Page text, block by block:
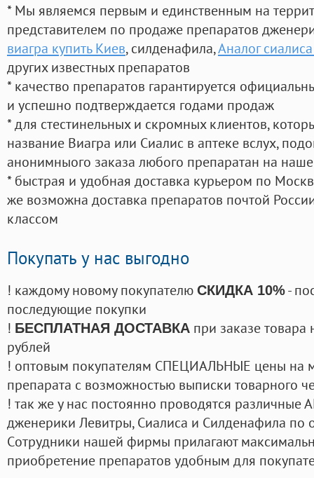
* Мы являемся первым и единственным на
представителем по продаже препаратов
виагра купить Киев, силденафила,Аналог
других известных препаратов
* качество препаратов гарантируется
и успешно подтверждается годами продаж
* для стестинельных и скромных клиентов,
название Виагра или Сиалис в аптеке вслух,
анонимныого заказа любого препаратан на
* быстрая и удобная доставка курьером по
же возможна доставка препаратов почтой
классом
Покупать у нас выгодно
! каждому новому покупателю СКИДКА 10%-
последующие покупки
! БЕСПЛАТНАЯ ДОСТАВКА при заказе
рублей
! оптовым покупателям СПЕЦИАЛЬНЫЕ цены на
препарата с возможностью выписки товарного
! так же у нас постоянно проводятся
дженерики Левитры, Сиалиса и Силденафила по
Cотрудники нашей фирмы прилагают
приобретение препаратов удобным для